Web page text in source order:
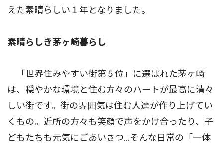
えた素晴らしい１年となりました。
素晴らしき茅ヶ崎暮らし
「世界住みやすい街第５位」に選ばれた茅ヶ崎
は、穏やかな環境と住む方々のハートが最高に清々
しい街です。街の雰囲気は住む人達が作り上げてい
くもの。近所の方々も笑顔で声をかけ合ったり、子
どもたちも元気にごあいさつ...そんな日常の「一体